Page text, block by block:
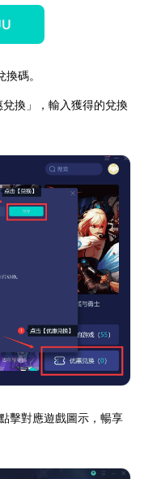
碼。
換」，輸入獲得的兌換
擊對應遊戲圖示，暢享